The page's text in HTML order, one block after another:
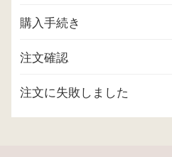
購入手続き
注文確認
注文に失敗しました